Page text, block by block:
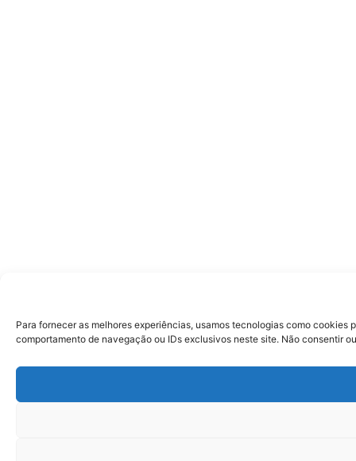
Para fornecer as melhores experiências, usamos tecnologias como
comportamento de navegação ou IDs exclusivos neste site. Não consentir